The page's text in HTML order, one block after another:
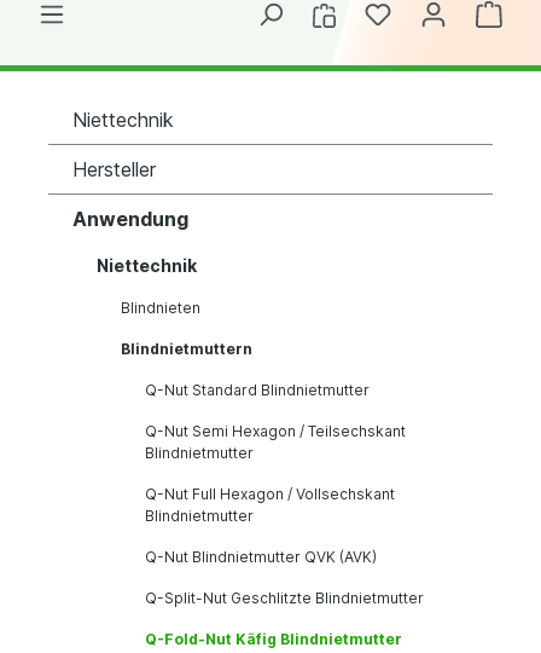
Niettechnik
Hersteller
Anwendung
Niettechnik
Blindnieten
Blindnietmuttern
Q-Nut Standard Blindnietmutter
Q-Nut Semi Hexagon / Teilsechskant
Blindnietmutter
Q-Nut Full Hexagon / Vollsechskant
Blindnietmutter
Q-Nut Blindnietmutter QVK (AVK)
Q-Split-Nut Geschlitzte Blindnietmutter
Q-Fold-Nut Käfig Blindnietmutter